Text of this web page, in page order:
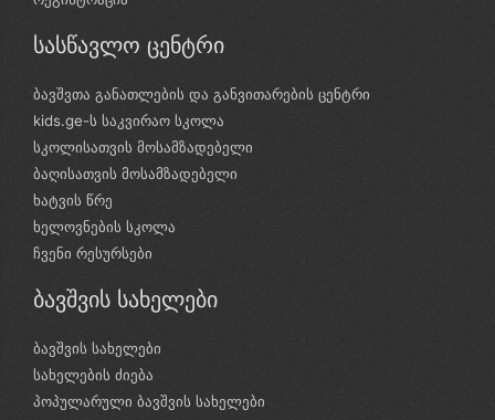
სასწავლო ცენტრი
ბავშვთა განათლების და განვითარების ცენტრი
kids.ge-ს საკვირაო სკოლა
სკოლისათვის მოსამზადებელი
ბაღისათვის მოსამზადებელი
ხატვის წრე
ხელოვნების სკოლა
ჩვენი რესურსები
ბავშვის სახელები
ბავშვის სახელები
სახელების ძიება
პოპულარული ბავშვის სახელები